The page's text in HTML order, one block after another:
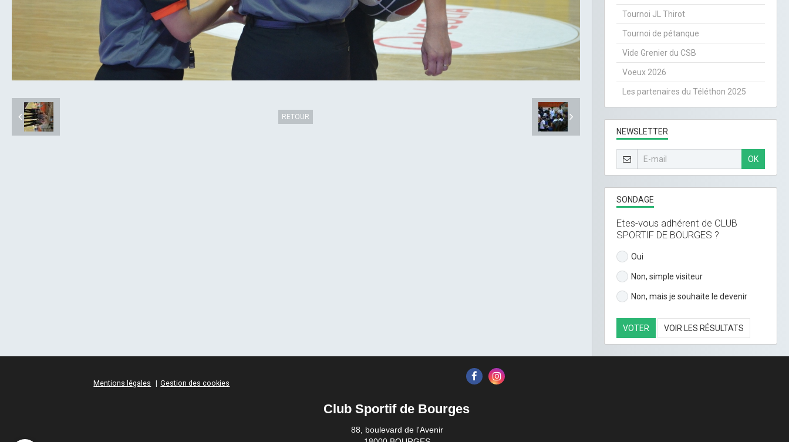
RETOUR
Tournoi JL Thirot
Tournoi de pétanque
Vide Grenier du CSB
Voeux 2026
Les partenaires du Téléthon 2025
NEWSLETTER
OK
SONDAGE
Etes-vous adhérent de CLUB
SPORTIF DE BOURGES ?
Oui
Non, simple visiteur
Non, mais je souhaite le devenir
VOTER VOIR LES RÉSULTATS
Mentions légales Gestion des cookies
Club Sportif de Bourges
88, boulevard de l'Avenir